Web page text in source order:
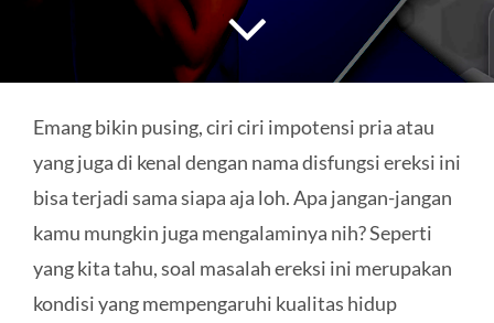
HUBUNGI KAMI
Emang bikin pusing, ciri ciri impotensi pria atau
yang juga di kenal dengan nama disfungsi ereksi ini
bisa terjadi sama siapa aja loh. Apa jangan-jangan
kamu mungkin juga mengalaminya nih? Seperti
yang kita tahu, soal masalah ereksi ini merupakan
kondisi yang mempengaruhi kualitas hidup